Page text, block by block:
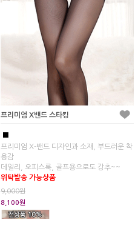
프리미엄 X밴드 스타킹
■
프리미엄 X-밴드 디자인과 소재, 부드러운 착
용감
데일리, 오피스룩, 골프용으로도 강추~~
위탁발송 가능상품
9,000원
8,100원